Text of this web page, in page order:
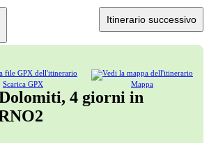
Itinerario successivo
Mappa
Scarica GPX
4 giorni in